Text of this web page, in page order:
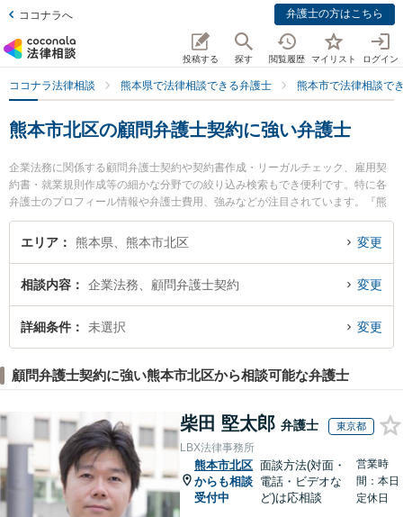
ココナラへ 弁護士の方はこちら
投稿する 探す 閲覧履歴 マイリスト ログイン
ココナラ法律相談 熊本県で法律相談できる弁護士 熊本市で法律相談で
熊本市北区の顧問弁護士契約に強い弁護士
企業法務に関係する顧問弁護士契約や契約書作成・リーガルチェック、雇用契
約書・就業規則作成等の細かな分野での絞り込み検索もでき便利です。特に各
弁護士のプロフィール情報や弁護士費用、強みなどが注目されています。『熊
本市北区で土日や夜間に発生した顧問弁護士契約のトラブルを今すぐに弁護士
に相談したい』『顧問弁護士契約のトラブル解決の実績豊富な近くの弁護士を
エリア 熊本県、熊本市北区 変更
相談内容 企業法務、顧問弁護士契約 変更
詳細条件 未選択 変更
顧問弁護士契約に強い熊本市北区から相談可能な弁護士
柴田 堅太郎 弁護士 東京都
LBX法律事務所
熊本市北区
からも相談
受付中
面談方法(対面・
電話・ビデオな
ど)は応相談
営業時
間：本日
定休日